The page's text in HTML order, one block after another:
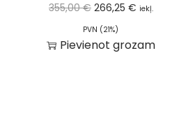
355,00€ 266,25 € iekļ.
PVN (21%)
Pievienot grozam